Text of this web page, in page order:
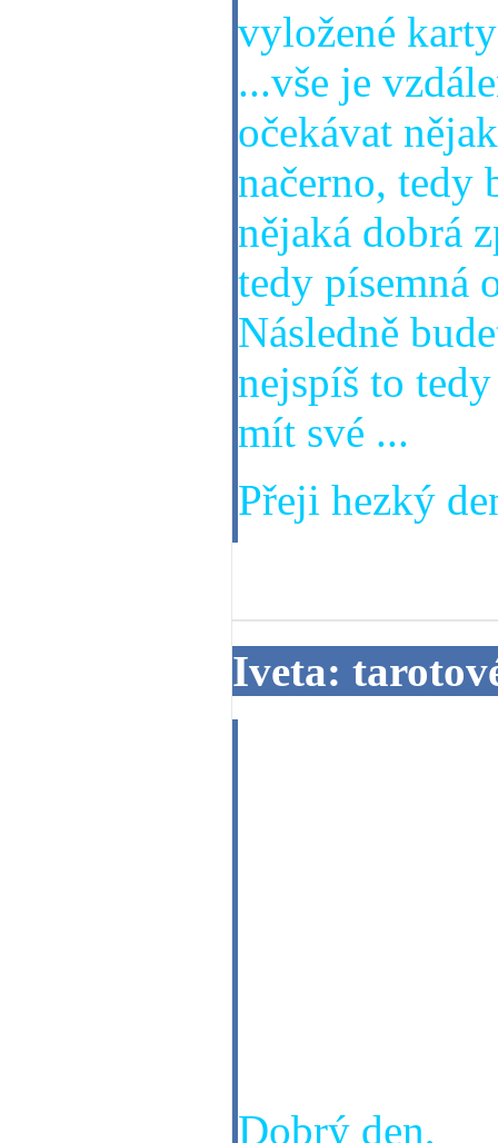
vyložené
...vše je
očekávat
načerno, tedy
nějaká dobrá
tedy písemná
Následně
nejspíš to
mít své ...
Přeji hezký
Iveta:
Dobrý den,